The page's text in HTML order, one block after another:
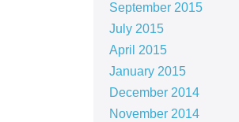
September 2015
July 2015
April 2015
January 2015
December 2014
November 2014